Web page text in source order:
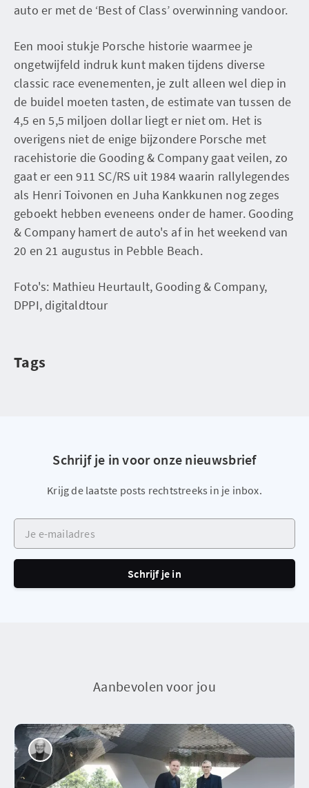
auto er met de ‘Best of Class’ overwinning vandoor.
Een mooi stukje Porsche historie waarmee je
ongetwijfeld indruk kunt maken tijdens diverse
classic race evenementen, je zult alleen wel diep in
de buidel moeten tasten, de estimate van tussen de
4,5 en 5,5 miljoen dollar liegt er niet om. Het is
overigens niet de enige bijzondere Porsche met
racehistorie die Gooding & Company gaat veilen, zo
gaat er een 911 SC/RS uit 1984 waarin rallylegendes
als Henri Toivonen en Juha Kankkunen nog zeges
geboekt hebben eveneens onder de hamer. Gooding
& Company hamert de auto's af in het weekend van
20 en 21 augustus in Pebble Beach.
Foto's: Mathieu Heurtault, Gooding & Company,
DPPI, digitaldtour
Tags
Schrijf je in voor onze nieuwsbrief
Krijg de laatste posts rechtstreeks in je inbox.
Je e-mailadres
Schrijf je in
Aanbevolen voor jou